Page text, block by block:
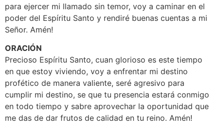
para ejercer mi llamado sin temor, voy a caminar en el
poder del Espíritu Santo y rendiré buenas cuentas a mi
Señor. Amén!
ORACIÓN
Precioso Espíritu Santo, cuan glorioso es este tiempo
en que estoy viviendo, voy a enfrentar mi destino
profético de manera valiente, seré agresivo para
cumplir mi destino, se que tu presencia estará conmigo
en todo tiempo y sabre aprovechar la oportunidad que
me das de dar frutos de calidad en tu reino. Amén!